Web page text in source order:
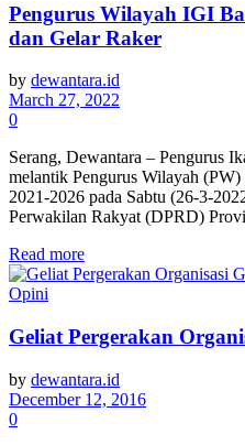
Pengurus Wilayah IGI
dan Gelar Raker
by dewantara.id
March 27, 2022
0
Serang, Dewantara – Pengurus
melantik Pengurus Wilayah
2021-2026 pada Sabtu (26-3-
Perwakilan Rakyat (DPRD)
Read more
Opini
Geliat Pergerakan
by dewantara.id
December 12, 2016
0